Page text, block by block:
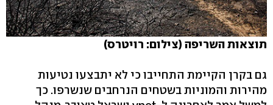
תוצאות השריפה (צילום: רויטרס)
גם בקרן הקיימת התחייבו כי לא יתבצעו נטיעות
מהירות והמוניות בשטחים הנרחבים שנשרפו. כך